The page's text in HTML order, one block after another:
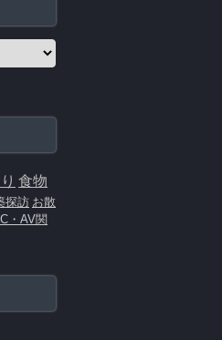
食物
探訪 お散
・AV関